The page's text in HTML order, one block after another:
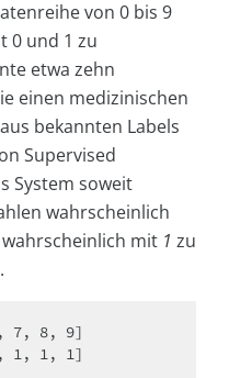
von 0 bis 9
0 und 1 zu
etwa zehn
einen medizinischen
bekannten Labels
Supervised
System soweit
wahrscheinlich
mit 1 zu
7, 8, 9]
1, 1, 1]